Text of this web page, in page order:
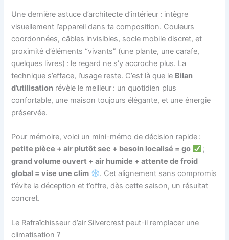
Une dernière astuce d’architecte d’intérieur : intègre
visuellement l’appareil dans ta composition. Couleurs
coordonnées, câbles invisibles, socle mobile discret, et
proximité d’éléments “vivants” (une plante, une carafe,
quelques livres) : le regard ne s’y accroche plus. La
technique s’efface, l’usage reste. C’est là que le Bilan
d’utilisation révèle le meilleur : un quotidien plus
confortable, une maison toujours élégante, et une énergie
préservée.
Pour mémoire, voici un mini-mémo de décision rapide :
petite pièce + air plutôt sec + besoin localisé = go
;
grand volume ouvert + air humide + attente de froid
global = vise une clim
. Cet alignement sans compromis
t’évite la déception et t’offre, dès cette saison, un résultat
concret.
Le Rafraîchisseur d’air Silvercrest peut-il remplacer une
climatisation ?